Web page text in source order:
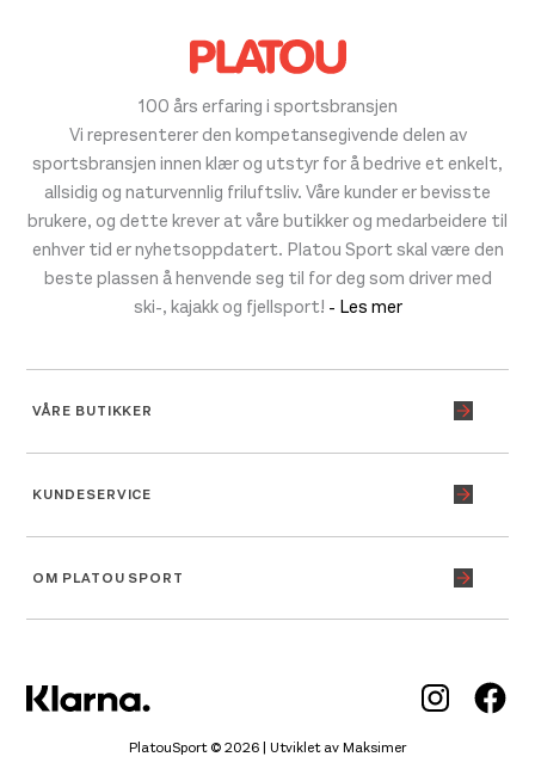
100 års erfaring i sportsbransjen
Vi representerer den kompetansegivende delen av
sportsbransjen innen klær og utstyr for å bedrive et enkelt,
allsidig og naturvennlig friluftsliv. Våre kunder er bevisste
brukere, og dette krever at våre butikker og medarbeidere til
enhver tid er nyhetsoppdatert. Platou Sport skal være den
beste plassen å henvende seg til for deg som driver med
ski-, kajakk og fjellsport! - Les mer
VÅRE BUTIKKER
KUNDESERVICE
OM PLATOU SPORT
PlatouSport © 2026 | Utviklet avMaksimer